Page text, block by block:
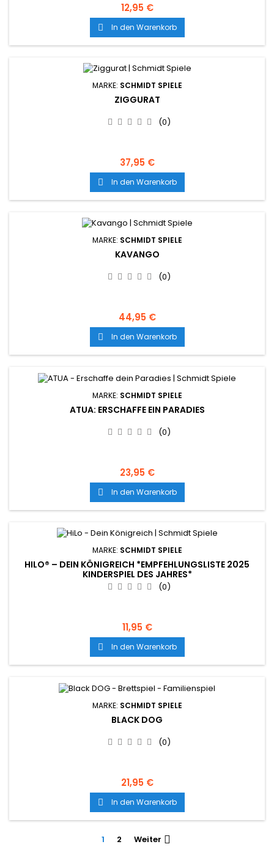
12,95 €
 In den Warenkorb
MARKE: SCHMIDT SPIELE
ZIGGURAT
(0)
37,95 €
 In den Warenkorb
MARKE: SCHMIDT SPIELE
KAVANGO
(0)
44,95 €
 In den Warenkorb
MARKE: SCHMIDT SPIELE
ATUA: ERSCHAFFE EIN PARADIES
(0)
23,95 €
 In den Warenkorb
MARKE: SCHMIDT SPIELE
HILO® – DEIN KÖNIGREICH *EMPFEHLUNGSLISTE 2025
KINDERSPIEL DES JAHRES*
(0)
11,95 €
 In den Warenkorb
MARKE: SCHMIDT SPIELE
BLACK DOG
(0)
21,95 €
 In den Warenkorb
1 2 Weiter 